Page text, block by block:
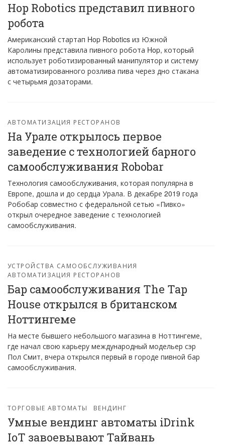
Hop Robotics представил пивного
робота
Американский стартап Hop Robotics из Южной
Каролины представила пивного робота Hop, который
использует роботизированный манипулятор и систему
автоматизированного розлива пива через дно стакана
с четырьмя дозаторами.
АВТОМАТИЗАЦИЯ РЕСТОРАНОВ
На Урале открылось первое
заведение с технологией барного
самообслуживания Robobar
Технология самообслуживания, которая популярна в
Европе, дошла и до сердца Урала. В декабре 2019 года
Робобар совместно с федеральной сетью «Пивко»
открыл очередное заведение с технологией
самообслуживания.
УСТРОЙСТВА САМООБСЛУЖИВАНИЯ
АВТОМАТИЗАЦИЯ РЕСТОРАНОВ
Бар самообслуживания The Tap
House открылся в британском
Ноттингеме
На месте бывшего небольшого магазина в Ноттингеме,
где начал свою карьеру международный модельер сэр
Пол Смит, вчера открылся первый в городе пивной бар
самообслуживания.
ТОРГОВЫЕ АВТОМАТЫ ВЕНДИНГ
Умные вендинг автоматы iDrink
IoT завоевывают Тайвань